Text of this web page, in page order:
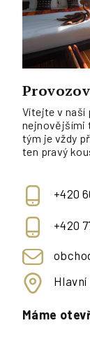
Vítejte v naší
nejnovějšími
tým je vždy
ten pravý
+420
+420
Hlavní
Máme